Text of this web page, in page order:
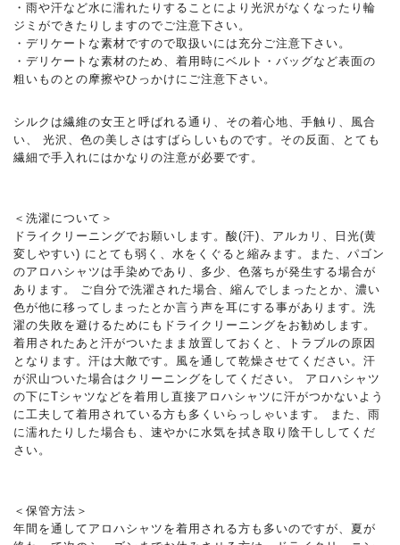
・雨や汗など水に濡れたりすることにより光沢がなくなったり輪
ジミができたりしますのでご注意下さい。
・デリケートな素材ですので取扱いには充分ご注意下さい。
・デリケートな素材のため、着用時にベルト・バッグなど表面の
粗いものとの摩擦やひっかけにご注意下さい。
シルクは繊維の女王と呼ばれる通り、その着心地、手触り、風合
い、 光沢、色の美しさはすばらしいものです。その反面、とても
繊細で手入れにはかなりの注意が必要です。
＜洗濯について＞
ドライクリーニングでお願いします。酸(汗)、アルカリ、日光(黄
変しやすい) にとても弱く、水をくぐると縮みます。また、パゴン
のアロハシャツは手染めであり、多少、色落ちが発生する場合が
あります。 ご自分で洗濯された場合、縮んでしまったとか、濃い
色が他に移ってしまったとか言う声を耳にする事があります。洗
濯の失敗を避けるためにもドライクリーニングをお勧めします。
着用されたあと汗がついたまま放置しておくと、トラブルの原因
となります。汗は大敵です。風を通して乾燥させてください。汗
が沢山ついた場合はクリーニングをしてください。 アロハシャツ
の下にTシャツなどを着用し直接アロハシャツに汗がつかないよう
に工夫して着用されている方も多くいらっしゃいます。 また、雨
に濡れたりした場合も、速やかに水気を拭き取り陰干ししてくだ
さい。
＜保管方法＞
年間を通してアロハシャツを着用される方も多いのですが、夏が